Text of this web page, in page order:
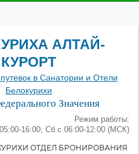
АЛТАЙ-
КУРОРТ
в Санатории и Отели
Белокурихи
Значения
Режим работы:
16:00; Сб с 06:00-12:00 (МСК)
ОТДЕЛ БРОНИРОВАНИЯ